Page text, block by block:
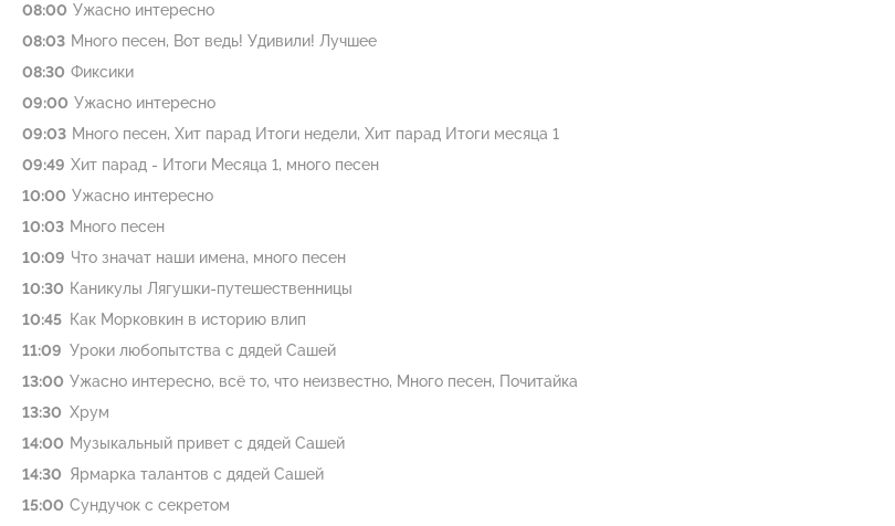
08:00 Ужасно интересно
08:03 Много песен, Вот ведь! Удивили! Лучшее
08:30 Фиксики
09:00 Ужасно интересно
09:03 Много песен, Хит парад Итоги недели, Хит парад Итоги месяца 1
09:49 Хит парад - Итоги Месяца 1, много песен
10:00 Ужасно интересно
10:03 Много песен
10:09 Что значат наши имена, много песен
10:30 Каникулы Лягушки-путешественницы
10:45 Как Морковкин в историю влип
11:09 Уроки любопытства с дядей Сашей
13:00 Ужасно интересно, всё то, что неизвестно, Много песен, Почитайка
13:30 Хрум
14:00 Музыкальный привет с дядей Сашей
14:30 Ярмарка талантов с дядей Сашей
15:00 Сундучок с секретом